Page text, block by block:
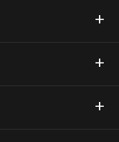
+
+
+